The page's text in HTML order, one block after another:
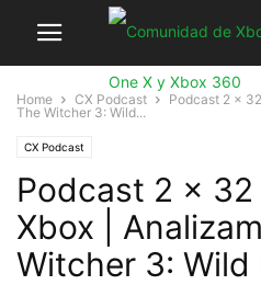
Home CX Podcast
Podcast 2 x
The Witcher 3: Wild...
CX Podcast
Podcast 2 x 32
Xbox |
Witcher 3: Wild